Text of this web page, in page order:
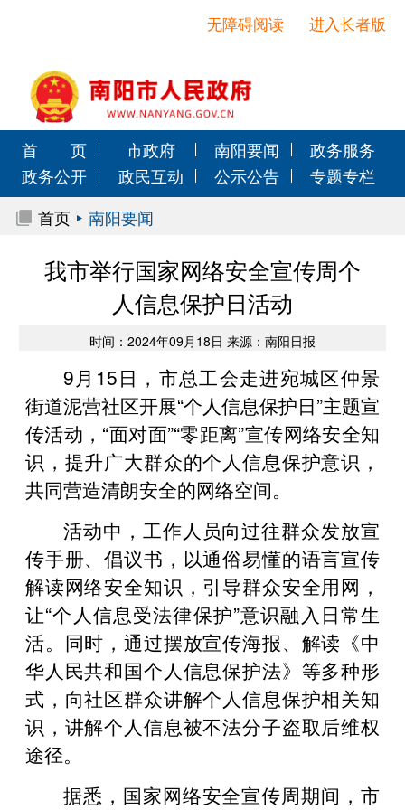
进入长者版
无障碍阅读
首 页 市政府 南阳要闻
政务服务
政务公开
政民互动 公示公告
专题专栏
首页
南阳要闻
我市举行国家网络安全宣传周个
人信息保护日活动
时间：2024年09月18日 来源：南阳日报
9月15日，市总工会走进宛城区仲景
街道泥营社区开展“个人信息保护日”主题宣
传活动，“面对面”“零距离”宣传网络安全知
识，提升广大群众的个人信息保护意识，
共同营造清朗安全的网络空间。
活动中，工作人员向过往群众发放宣
传手册、倡议书，以通俗易懂的语言宣传
解读网络安全知识，引导群众安全用网，
让“个人信息受法律保护”意识融入日常生
活。同时，通过摆放宣传海报、解读《中
华人民共和国个人信息保护法》等多种形
式，向社区群众讲解个人信息保护相关知
识，讲解个人信息被不法分子盗取后维权
途径。
据悉，国家网络安全宣传周期间，市